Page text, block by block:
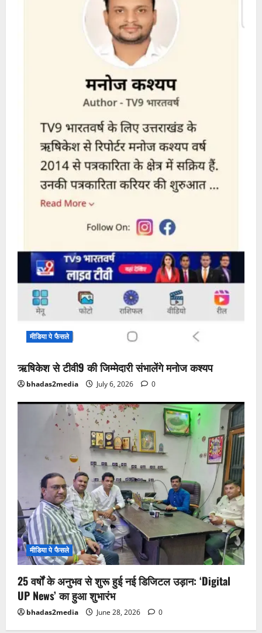
मीडिया पे फैसले
ऋषिकेश से टीवी9 की जिम्मेदारी संभालेंगे मनोज कश्यप
bhadas2media July 6, 2026 0
मीडिया पे फैसले
25 वर्षों के अनुभव से शुरू हुई नई डिजिटल उड़ान: ‘Digital
UP News’ का हुआ शुभारंभ
bhadas2media June 28, 2026 0